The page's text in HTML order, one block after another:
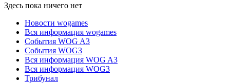
Здесь пока ничего нет
Новости wogames
Вся информация wogames
События WOG A3
События WOG3
Вся информация WOG A3
Вся информация WOG3
Трибунал